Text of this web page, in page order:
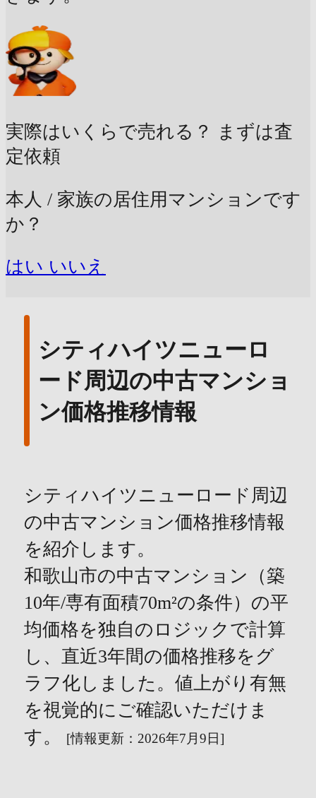
実際はいくらで売れる？
まずは査
定依頼
本人 / 家族の居住用マンションです
か？
はい いいえ
シティハイツニューロ
ード周辺の中古マンショ
ン価格推移情報
シティハイツニューロード周辺
の中古マンション価格推移情報
を紹介します。
和歌山市の中古マンション（築
10年/専有面積70m²の条件）の平
均価格を独自のロジックで計算
し、直近3年間の価格推移をグ
ラフ化しました。値上がり有無
を視覚的にご確認いただけま
す。
[情報更新：2026年7月9日]